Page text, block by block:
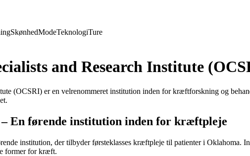
SkønhedModeTeknologiTure
and Research Institute
(OCSRI) er en velrenommeret institution inden for kræftforskning og
– En førende institution inden for kræftpleje
institution, der tilbyder førsteklasses kræftpleje til patienter i Oklahoma.
former for kræft.